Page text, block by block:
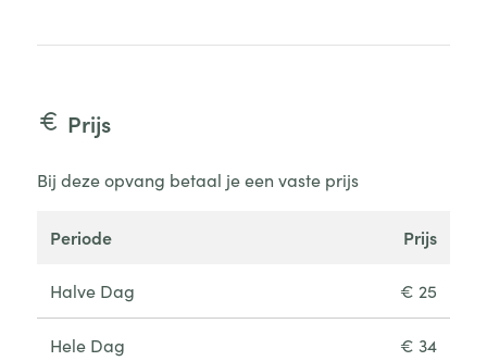
Prijs
Bij deze opvang betaal je een vaste prijs
periode prijs
Halve Dag € 25
Hele Dag € 34